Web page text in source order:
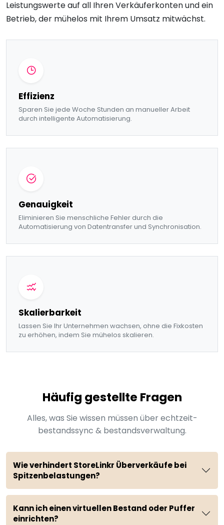
Leistungswerte auf all Ihren Verkäuferkonten und ein
Betrieb, der mühelos mit Ihrem Umsatz mitwächst.
Effizienz
Sparen Sie jede Woche Stunden an manueller Arbeit
durch intelligente Automatisierung.
Genauigkeit
Eliminieren Sie menschliche Fehler durch die
Automatisierung von Datentransfer und Synchronisation.
Skalierbarkeit
Lassen Sie Ihr Unternehmen wachsen, ohne die Fixkosten
zu erhöhen, indem Sie mühelos skalieren.
Häufig gestellte Fragen
Alles, was Sie wissen müssen über echtzeit-
bestandssync & bestandsverwaltung.
Wie verhindert StoreLinkr Überverkäufe bei
Spitzenbelastungen?
Kann ich einen virtuellen Bestand oder Puffer
einrichten?